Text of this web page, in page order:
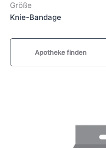
Größe
Knie-Bandage
Apotheke finden